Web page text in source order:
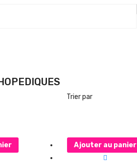
Trier par
Ajouter au panier